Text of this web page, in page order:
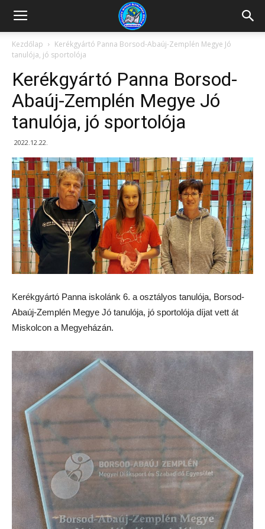
Kazincbarcikai
Pollack
Mihály
Általános
Iskola
Kezdőlap
Kerékgyártó Panna Borsod-Abaúj-Zemplén Megye Jó
tanulója, jó sportolója
Kerékgyártó Panna Borsod-
Abaúj-Zemplén Megye Jó
tanulója, jó sportolója
2022.12.22.
Kerékgyártó Panna iskolánk 6. a osztályos tanulója, Borsod-
Abaúj-Zemplén Megye Jó tanulója, jó sportolója díjat vett át
Miskolcon a Megyeházán.